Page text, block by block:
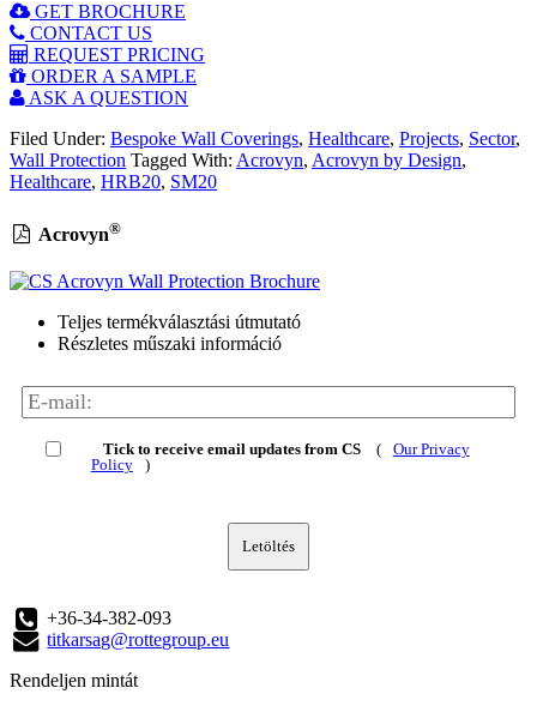
GET BROCHURE
CONTACT US
REQUEST PRICING
ORDER A SAMPLE
ASK A QUESTION
Filed Under: Bespoke Wall Coverings, Healthcare, Projects, Sector,
Wall Protection Tagged With: Acrovyn, Acrovyn by Design,
Healthcare, HRB20, SM20
Acrovyn®
Teljes termékválasztási útmutató
Részletes műszaki információ
Tick to receive email updates from CS (
Our Privacy
Policy
)
Letöltés
+36-34-382-093
titkarsag@rottegroup.eu
Rendeljen mintát